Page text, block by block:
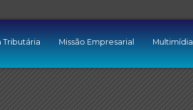
Tributária Missão Empresarial Multimídia